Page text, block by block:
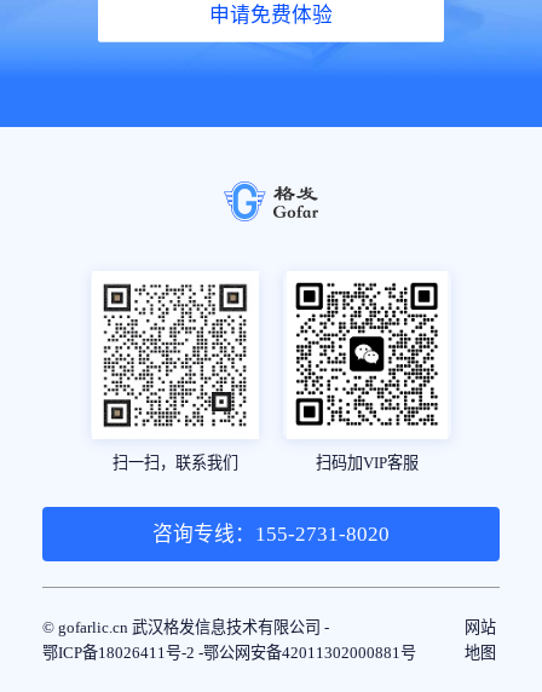
申请免费体验
扫一扫，联系我们 扫码加VIP客服
咨询专线：155-2731-8020
© gofarlic.cn 武汉格发信息技术有限公司 -
鄂ICP备18026411号-2 -鄂公网安备42011302000881号
网站
地图